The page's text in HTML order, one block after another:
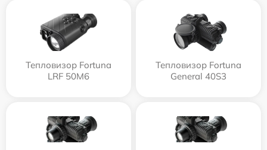
Тепловизор Fortuna
LRF 50M6
Тепловизор Fortuna
General 40S3